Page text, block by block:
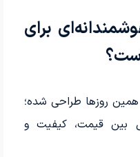
برای
روزها طراحی شده؛
بین قیمت، کیفیت و